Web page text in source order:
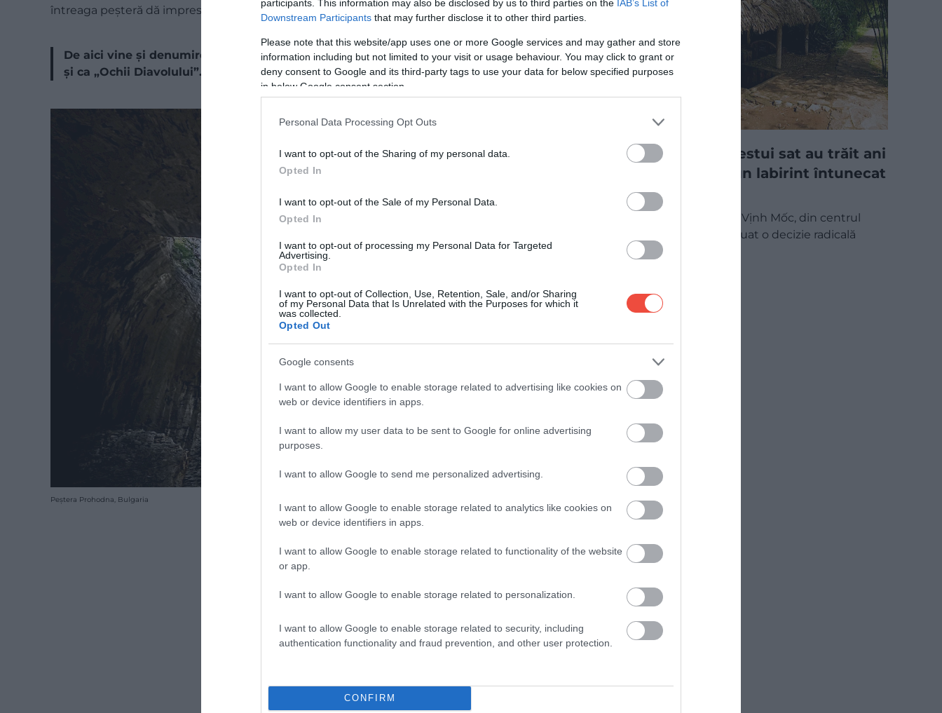
participants. This information may also be disclosed by us to third parties on the IAB’s List of
Downstream Participants that may further disclose it to other third parties.
Please note that this website/app uses one or more Google services and may gather and store
information including but not limited to your visit or usage behaviour. You may click to grant or
deny consent to Google and its third-party tags to use your data for below specified purposes
in below Google consent section.
Personal Data Processing Opt Outs
I want to opt-out of the Sharing of my personal data.
Opted In
I want to opt-out of the Sale of my Personal Data.
Opted In
I want to opt-out of processing my Personal Data for Targeted
Advertising.
Opted In
I want to opt-out of Collection, Use, Retention, Sale, and/or Sharing
of my Personal Data that Is Unrelated with the Purposes for which it
was collected.
Opted Out
Google consents
I want to allow Google to enable storage related to advertising like cookies on
web or device identifiers in apps.
I want to allow my user data to be sent to Google for online advertising
purposes.
I want to allow Google to send me personalized advertising.
I want to allow Google to enable storage related to analytics like cookies on
web or device identifiers in apps.
I want to allow Google to enable storage related to functionality of the website
or app.
I want to allow Google to enable storage related to personalization.
I want to allow Google to enable storage related to security, including
authentication functionality and fraud prevention, and other user protection.
CONFIRM
întreaga peșteră dă impresia că un chip uriaș ne urmărește.
De aici vine și denumirea populară de „Ochii lui Dumnezeu”, deși în unele descrieri apar
și ca „Ochii Diavolului”.
Peștera Prohodna, Bulgaria
Locuitorii acestui sat au trăit ani
întregi într-un labirint întunecat
sub pământ
Locuitorii satului Vịnh Mốc, din centrul
Vietnamului, au luat o decizie radicală
pentru a…